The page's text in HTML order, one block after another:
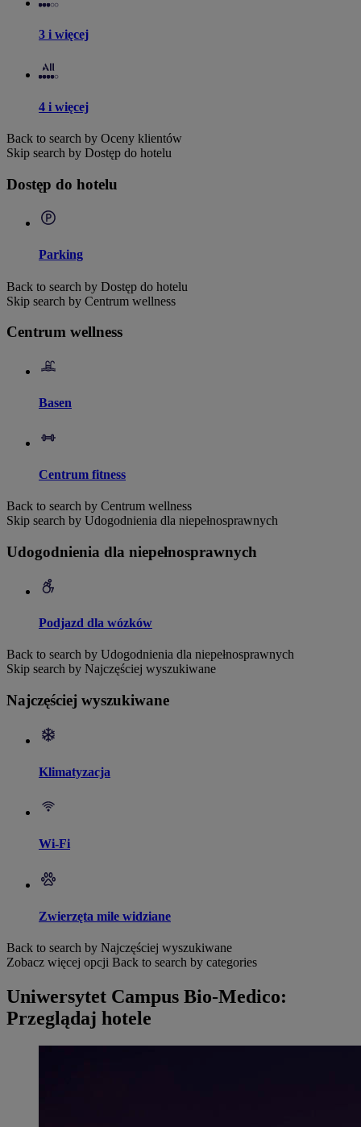
3 i więcej
4 i więcej
Back to search by Oceny klientów
Skip search by Dostęp do hotelu
Dostęp do hotelu
Parking
Back to search by Dostęp do hotelu
Skip search by Centrum wellness
Centrum wellness
Basen
Centrum fitness
Back to search by Centrum wellness
Skip search by Udogodnienia dla niepełnosprawnych
Udogodnienia dla niepełnosprawnych
Podjazd dla wózków
Back to search by Udogodnienia dla niepełnosprawnych
Skip search by Najczęściej wyszukiwane
Najczęściej wyszukiwane
Klimatyzacja
Wi-Fi
Zwierzęta mile widziane
Back to search by Najczęściej wyszukiwane
Zobacz więcej opcji Back to search by categories
Uniwersytet Campus Bio-Medico:
Przeglądaj hotele